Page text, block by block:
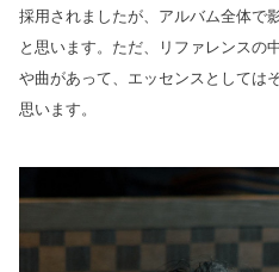
採用されましたが、アルバム全体で
と思います。ただ、リファレンスの
や曲があって、エッセンスとしては
思います。